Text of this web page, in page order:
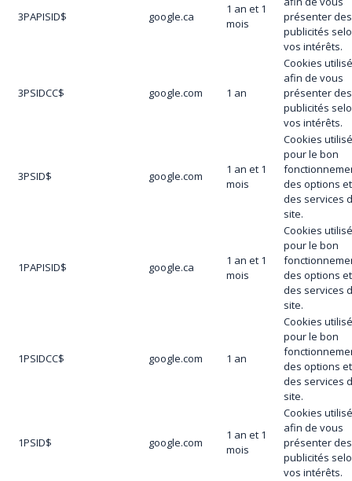
3PAPISID$ google.ca
1 an et 1
mois
présenter des
publicités
vos intérêts.
3PSIDCC$ google.com 1 an
Cookies
afin de vous
présenter des
publicités
vos intérêts.
3PSID$ google.com
1 an et 1
mois
Cookies
pour le bon
des options et
des services
site.
1PAPISID$ google.ca
1 an et 1
mois
Cookies
pour le bon
des options et
des services
site.
1PSIDCC$ google.com 1 an
Cookies
pour le bon
des options et
des services
site.
1PSID$ google.com
1 an et 1
mois
Cookies
afin de vous
présenter des
publicités
vos intérêts.